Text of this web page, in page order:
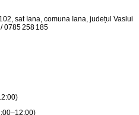
sat Iana, comuna Iana, județul Vaslui
0785 258 185